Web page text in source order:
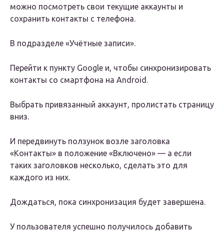
можно посмотреть свои текущие аккаунты и
сохранить контакты с телефона.
В подразделе «Учётные записи».
Перейти к пункту Google и, чтобы синхронизировать
контакты со смартфона на Android.
Выбрать привязанный аккаунт, пролистать страницу
вниз.
И передвинуть ползунок возле заголовка
«Контакты» в положение «Включено» — а если
таких заголовков несколько, сделать это для
каждого из них.
Дождаться, пока синхронизация будет завершена.
У пользователя успешно получилось добавить